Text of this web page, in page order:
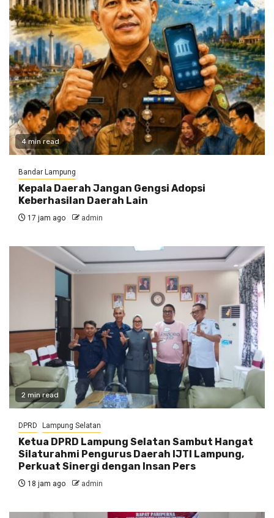
4 min read
Bandar Lampung
Kepala Daerah Jangan Gengsi Adopsi
Keberhasilan Daerah Lain
17 jam ago admin
2 min read
DPRD Lampung Selatan
Ketua DPRD Lampung Selatan Sambut Hangat
Silaturahmi Pengurus Daerah IJTI Lampung,
Perkuat Sinergi dengan Insan Pers
18 jam ago admin